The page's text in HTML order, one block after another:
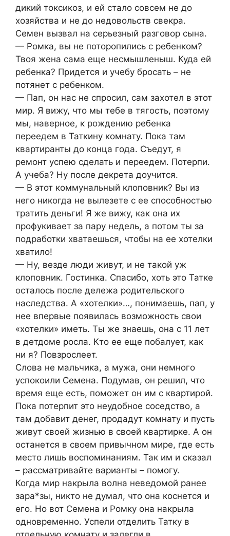
дикий токсикоз, и ей стало совсем не до
хозяйства и не до недовольств свекра.
Семен вызвал на серьезный разговор сына.
— Ромка, вы не поторопились с ребенком?
Твоя жена сама еще несмышленыш. Куда ей
ребенка? Придется и учебу бросать – не
потянет с ребенком.
— Пап, он нас не спросил, сам захотел в этот
мир. Я вижу, что мы тебе в тягость, поэтому
мы, наверное, к рождению ребенка
переедем в Таткину комнату. Пока там
квартиранты до конца года. Съедут, я
ремонт успею сделать и переедем. Потерпи.
А учеба? Ну после декрета доучится.
— В этот коммунальный клоповник? Вы из
него никогда не вылезете с ее способностью
тратить деньги! Я же вижу, как она их
профукивает за пару недель, а потом ты за
подработки хватаешься, чтобы на ее хотелки
хватило!
— Ну, везде люди живут, и не такой уж
клоповник. Гостинка. Спасибо, хоть это Татке
осталось после дележа родительского
наследства. А «хотелки»…, понимаешь, пап, у
нее впервые появилась возможность свои
«хотелки» иметь. Ты же знаешь, она с 11 лет
в детдоме росла. Кто ее еще побалует, как
ни я? Повзрослеет.
Слова не мальчика, а мужа, они немного
успокоили Семена. Подумав, он решил, что
время еще есть, поможет он им с квартирой.
Пока потерпит это неудобное соседство, а
там добавит денег, продадут комнату и пусть
живут своей жизнью в своей квартирке. А он
останется в своем привычном мире, где есть
место лишь воспоминаниям. Так им и сказал
– рассматривайте варианты – помогу.
Когда мир накрыла волна неведомой ранее
зара*зы, никто не думал, что она коснется и
его. Но вот Семена и Ромку она накрыла
одновременно. Успели отделить Татку в